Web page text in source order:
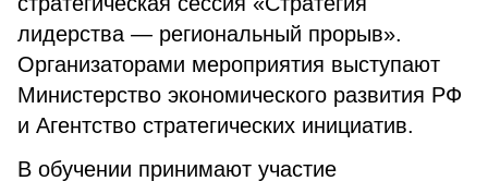
лидерства — региональный прорыв».
Организаторами мероприятия выступают
Министерство экономического развития РФ
и Агентство стратегических инициатив.
В обучении принимают участие